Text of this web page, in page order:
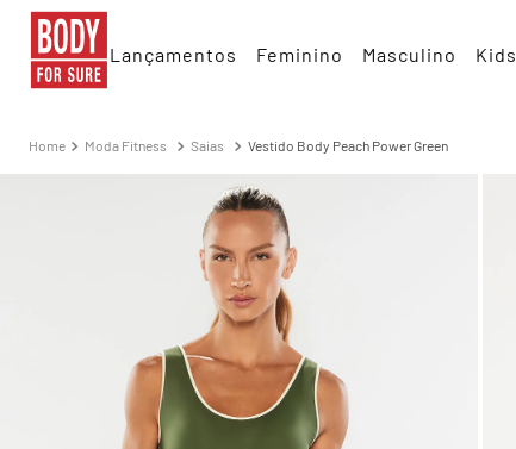
Lançamentos Feminino Masculino Kids
Moda Fitness Saias Vestido Body Peach Power Green